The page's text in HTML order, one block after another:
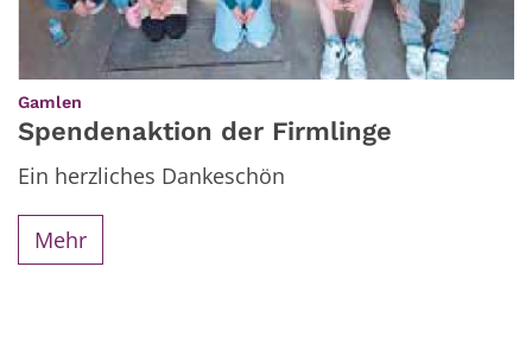
Gamlen
Spendenaktion der Firmlinge
Ein herzliches Dankeschön
Mehr